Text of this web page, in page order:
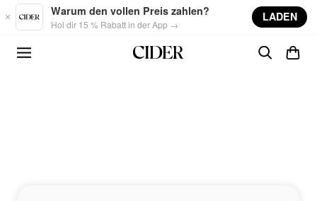
Skip to main content
Warum den vollen Preis zahlen?
Hol dir 15 % Rabatt in der App →
LADEN